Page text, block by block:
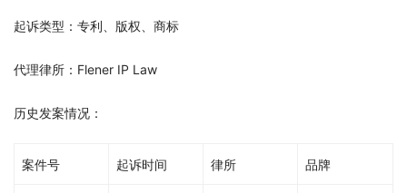
起诉类型：专利、版权、商标
代理律所：Flener IP Law
历史发案情况：
案件号 起诉时间 律所 品牌